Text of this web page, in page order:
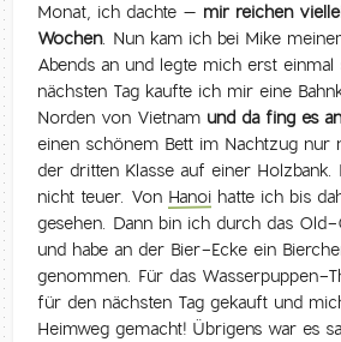
Monat, ich dachte ­– mir reichen
Wochen. Nun kam ich bei Mike
Abends an und legte mich erst
nächsten Tag kaufte ich mir eine
Norden von Vietnam und da fing es
einen schönem Bett im Nachtzug nur
der dritten Klasse auf einer
nicht teuer. Von Hanoi hatte ich bis
gesehen. Dann bin ich durch das
und habe an der Bier-Ecke ein
genommen. Für das Wasserpuppen-
für den nächsten Tag gekauft und
Heimweg gemacht! Übrigens war es